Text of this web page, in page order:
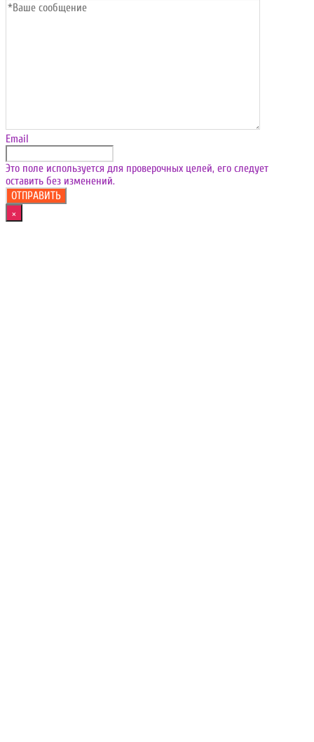
Email
Это поле используется для проверочных целей, его следует
оставить без изменений.
×